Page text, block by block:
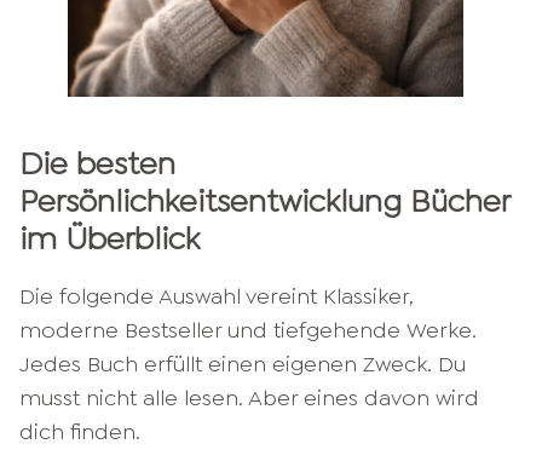
Die besten
Persönlichkeitsentwicklung Bücher
im Überblick
Die folgende Auswahl vereint Klassiker,
moderne Bestseller und tiefgehende Werke.
Jedes Buch erfüllt einen eigenen Zweck. Du
musst nicht alle lesen. Aber eines davon wird
dich finden.